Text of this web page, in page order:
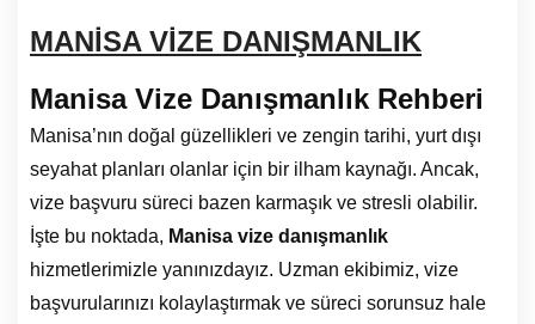
MANİSA VİZE DANIŞMANLIK
Manisa Vize Danışmanlık Rehberi
Manisa’nın doğal güzellikleri ve zengin tarihi, yurt dışı
seyahat planları olanlar için bir ilham kaynağı. Ancak,
vize başvuru süreci bazen karmaşık ve stresli olabilir.
İşte bu noktada, Manisa vize danışmanlık
hizmetlerimizle yanınızdayız. Uzman ekibimiz, vize
başvurularınızı kolaylaştırmak ve süreci sorunsuz hale